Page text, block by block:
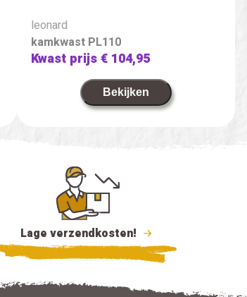
leonard
kamkwast PL110
Kwast prijs€ 104,95
Bekijken
Lage verzendkosten!